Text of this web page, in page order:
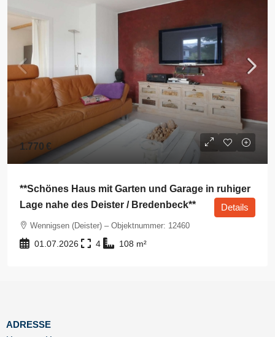
1.770 €
**Schönes Haus mit Garten und Garage in ruhiger
Lage nahe des Deister / Bredenbeck**
Wennigsen (Deister) – Objektnummer: 12460
01.07.2026 4 108 m²
Details
ADRESSE